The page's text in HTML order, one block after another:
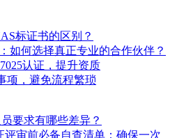
标证书的区别？
如何选择真正专业的合作伙伴？
认证，提升资质
项，避免流程繁琐
要求有哪些差异？
审前必备自查清单：确保一次